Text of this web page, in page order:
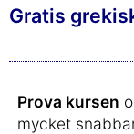
Gratis
Prova kursen
mycket